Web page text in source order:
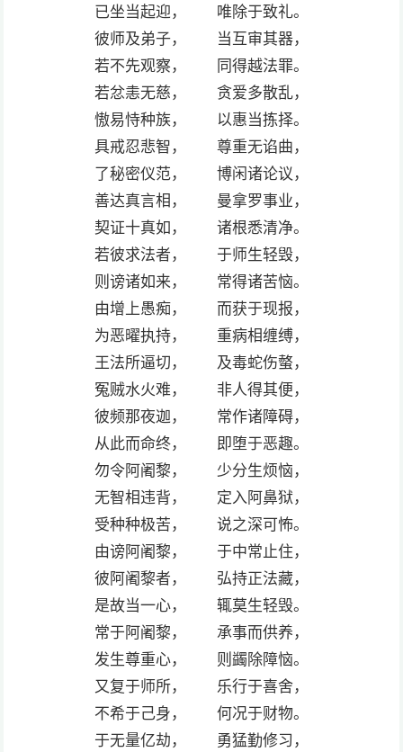
已坐当起迎， 唯除于致礼。
彼师及弟子， 当互审其器，
若不先观察， 同得越法罪。
若忿恚无慈， 贪爱多散乱，
慠易恃种族， 以惠当拣择。
具戒忍悲智， 尊重无谄曲，
了秘密仪范， 博闲诸论议，
善达真言相， 曼拿罗事业，
契证十真如， 诸根悉清净。
若彼求法者， 于师生轻毁，
则谤诸如来， 常得诸苦恼。
由增上愚痴， 而获于现报，
为恶曜执持， 重病相缠缚，
王法所逼切， 及毒蛇伤螫，
冤贼水火难， 非人得其便，
彼频那夜迦， 常作诸障碍，
从此而命终， 即堕于恶趣。
勿令阿阇黎， 少分生烦恼，
无智相违背， 定入阿鼻狱，
受种种极苦， 说之深可怖。
由谤阿阇黎， 于中常止住，
彼阿阇黎者， 弘持正法藏，
是故当一心， 辄莫生轻毁。
常于阿阇黎， 承事而供养，
发生尊重心， 则蠲除障恼。
又复于师所， 乐行于喜舍，
不希于己身， 何况于财物。
于无量亿劫， 勇猛勤修习，